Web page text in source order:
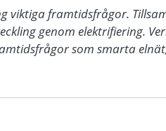
viktiga framtidsfrågor.
genom elektrifiering.
som smarta